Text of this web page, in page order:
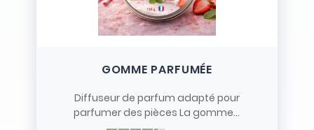
GOMME PARFUMÉE
Diffuseur de parfum adapté pour
parfumer des pièces La gomme...